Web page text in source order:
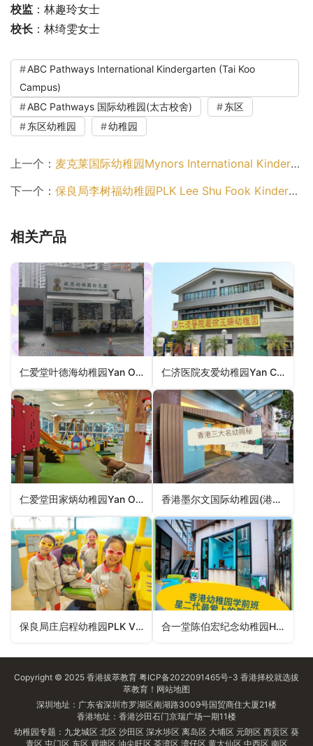
校监 ：林趣玲女士
校长 ：林绮雯女士
ABC Pathways International Kindergarten (Tai Koo
Campus)
ABC Pathways 国际幼稚园(太古校舍)
东区
东区幼稚园
幼稚园
上一个： 麦克莱国际幼稚园Mynors International Kindergarten（北区幼稚园）
下一个： 保良局李树福幼稚园PLK Lee Shu Fook Kindergarten（观塘区幼稚园）
相关产品
仁爱堂叶德海幼稚园Yan Oi Tong Allan Yap Kindergarten（屯门区幼稚园） 仁济医院友爱幼稚园Yan Chai Hospital Yau Oi Kindergarten（屯门区幼稚园）
仁爱堂田家炳幼稚园Yan Oi Tong Tin Ka Ping Kindergarten（屯门区幼稚园） 香港墨尔文国际幼稚园(港岛西)Malvern College Pre-School Hong Kong (Island West)（中西区幼稚园）
保良局庄启程幼稚园PLK Vicwood KT Chong Kindergarten（湾仔区幼稚园） 合一堂陈伯宏纪念幼稚园Hop Yat Church Chan Pak Wang Memorial Kindergarten（东区幼稚园）
Copyright © 2025 香港拔萃教育 粤ICP备2022091465号-3 香港择校就选拔
萃教育！ 网站地图
深圳地址：广东省深圳市罗湖区南湖路3009号国贸商住大厦21楼
香港地址：香港沙田石门京瑞广场一期11楼
幼稚园专题： 九龙城区 北区 沙田区 深水埗区 离岛区 大埔区 元朗区 西贡区 葵
青区 屯门区 东区 观塘区 油尖旺区 荃湾区 湾仔区 黄大仙区 中西区 南区